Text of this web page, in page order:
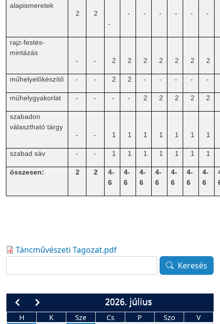
alapismeretek
2
2
-
- - - - - -
rajz-festés-
mintázás
-
- 2 2 2 2 2 2 2
műhelyelőkészítő - - 2 2 - - - - -
műhelygyakorlat - - - - 2 2 2 2 2
szabadon
választható tárgy
-
- 1 1 1 1 1 1 1
szabad sáv - - 1 1 1 1 1 1 1
összesen: 2 2
4-
6
4-
6
4-
6
4-
6
4-
6
4-
6
4-
6
Táncművészeti Tagozat.pdf
Keresés
2026. július
H K Sze Cs P Szo
V